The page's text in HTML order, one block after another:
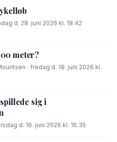
d. 28. juni 2026 kl. 18.42
meter?
· fredag d. 19. juni 2026 kl.
sig i
d. 16. juni 2026 kl. 16.35